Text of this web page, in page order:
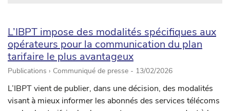
L’IBPT impose des modalités spécifiques aux
opérateurs pour la communication du plan
tarifaire le plus avantageux
Publications › Communiqué de presse - 13/02/2026
L’IBPT vient de publier, dans une décision, des modalités
visant à mieux informer les abonnés des services télécoms